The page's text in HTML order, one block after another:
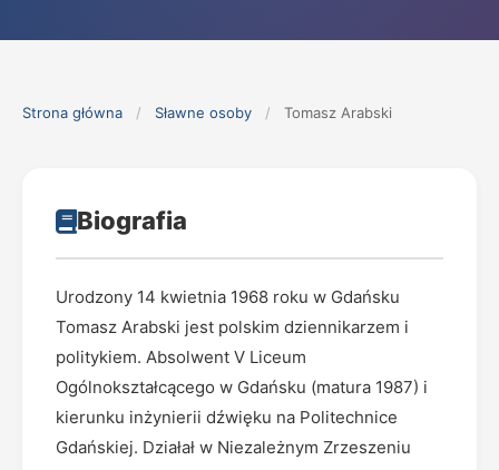
Strona główna / Sławne osoby / Tomasz Arabski
Biografia
Urodzony 14 kwietnia 1968 roku w Gdańsku
Tomasz Arabski jest polskim dziennikarzem i
politykiem. Absolwent V Liceum
Ogólnokształcącego w Gdańsku (matura 1987) i
kierunku inżynierii dźwięku na Politechnice
Gdańskiej. Działał w Niezależnym Zrzeszeniu